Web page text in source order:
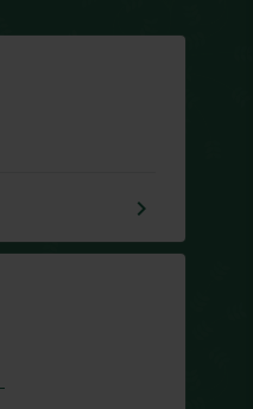
keyboard_arrow_right